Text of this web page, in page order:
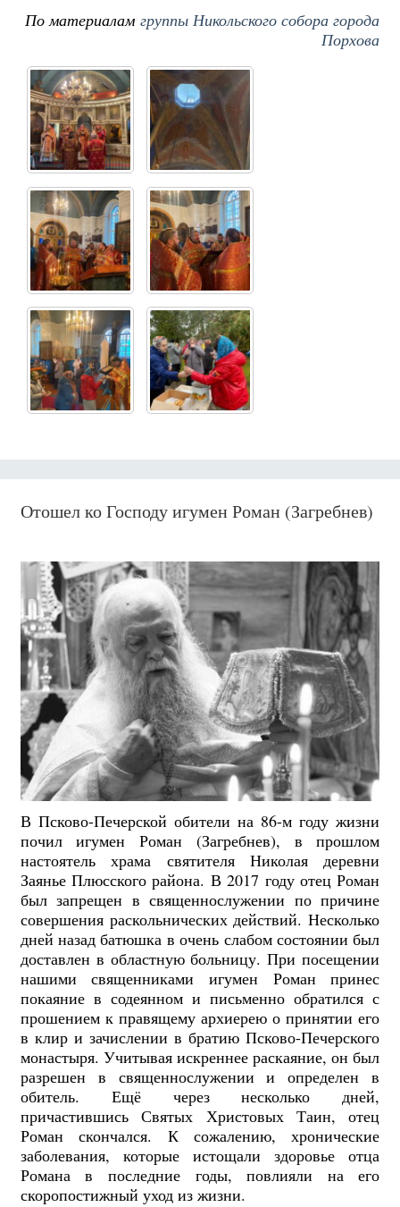
По материаламгруппы Никольского собора города
Порхова
Отошел ко Господу игумен Роман (Загребнев)
В Псково-Печерской обители на 86-м году жизни
почил игумен Роман (Загребнев), в прошлом
настоятель храма святителя Николая деревни
Заянье Плюсского района. В 2017 году отец Роман
был запрещен в священнослужении по причине
совершения раскольнических действий. Несколько
дней назад батюшка в очень слабом состоянии был
доставлен в областную больницу. При посещении
нашими священниками игумен Роман принес
покаяние в содеянном и письменно обратился с
прошением к правящему архиерею о принятии его
в клир и зачислении в братию Псково-Печерского
монастыря. Учитывая искреннее раскаяние, он был
разрешен в священнослужении и определен в
обитель. Ещё через несколько дней,
причастившись Святых Христовых Таин, отец
Роман скончался. К сожалению, хронические
заболевания, которые истощали здоровье отца
Романа в последние годы, повлияли на его
скоропостижный уход из жизни.